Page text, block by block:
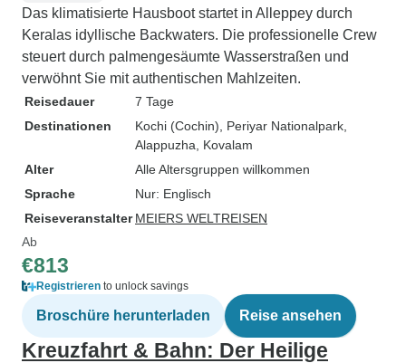
Das klimatisierte Hausboot startet in Alleppey durch
Keralas idyllische Backwaters. Die professionelle Crew
steuert durch palmengesäumte Wasserstraßen und
verwöhnt Sie mit authentischen Mahlzeiten.
Reisedauer
7 Tage
Destinationen
Kochi (Cochin) , Periyar Nationalpark
Alappuzha , Kovalam
Alter
Alle Altersgruppen willkommen
Sprache
Nur: Englisch
Reiseveranstalter MEIERS WELTREISEN
Ab
€813
Registrieren to unlock savings
Broschüre herunterladen Reise ansehen
Kreuzfahrt & Bahn: Der Heilige